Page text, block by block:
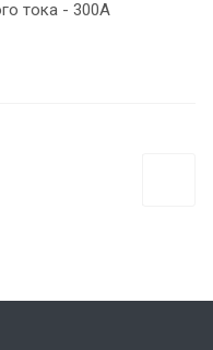
тока - 300А